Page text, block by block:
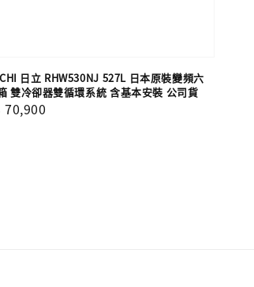
日立 RHW530NJ 527L 日本原裝變頻六
雙冷卻器雙循環系統 含基本安裝 公司貨
70,900